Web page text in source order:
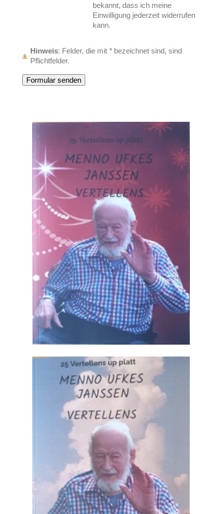
bekannt, dass ich meine
Einwilligung jederzeit widerrufen
kann.
Hinweis : Felder, die mit * bezeichnet sind, sind
Pflichtfelder.